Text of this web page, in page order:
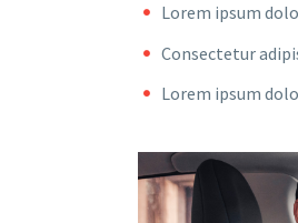
Lorem ipsum
Consectetur
Lorem ipsum